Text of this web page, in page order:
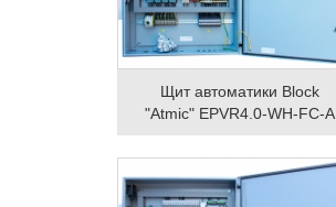
Щит автоматики Block
"Atmic" EPVR4.0-WH-FC-A